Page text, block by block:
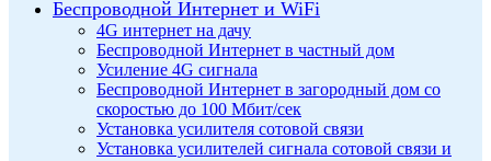
Беспроводной Интернет и WiFi
4G интернет на дачу
Беспроводной Интернет в частный дом
Усиление 4G сигнала
Беспроводной Интернет в загородный дом со
скоростью до 100 Мбит/сек
Установка усилителя сотовой связи
Установка усилителей сигнала сотовой связи и